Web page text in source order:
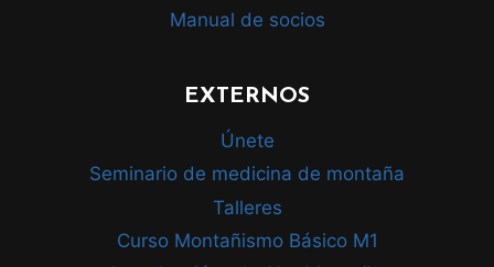
Manual de socios
EXTERNOS
Únete
Seminario de medicina de montaña
Talleres
Curso Montañismo Básico M1